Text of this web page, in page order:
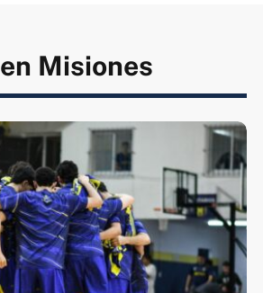
en Misiones